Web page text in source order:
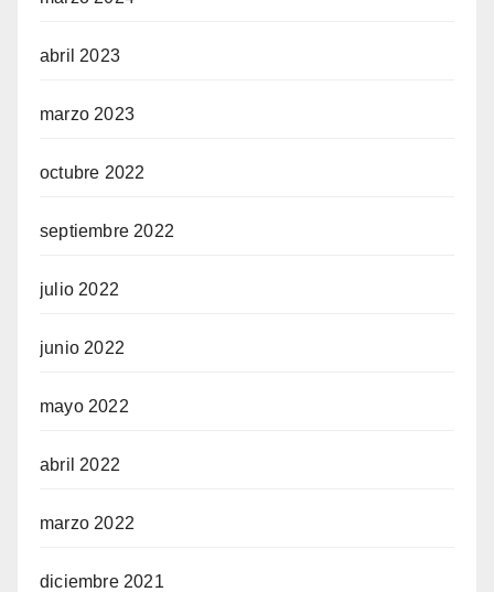
abril 2023
marzo 2023
octubre 2022
septiembre 2022
julio 2022
junio 2022
mayo 2022
abril 2022
marzo 2022
diciembre 2021